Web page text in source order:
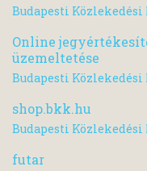
Budapesti Közlekedési
Online
üzemeltetése
Budapesti Közlekedési
shop.bkk.hu
Budapesti Közlekedési
futar